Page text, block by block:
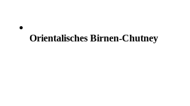
Orientalisches Birnen-Chutney